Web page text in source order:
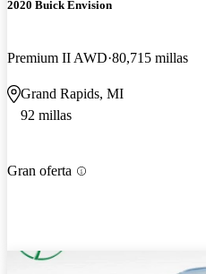
2020 Buick Envision
Premium II AWD 80,715 millas
Grand Rapids, MI
92 millas
Gran oferta